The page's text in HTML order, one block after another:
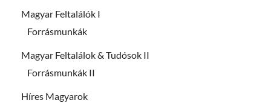
Magyar Feltalálók I
Forrásmunkák
Magyar Feltalálok & Tudósok II
Forrásmunkák II
Híres Magyarok